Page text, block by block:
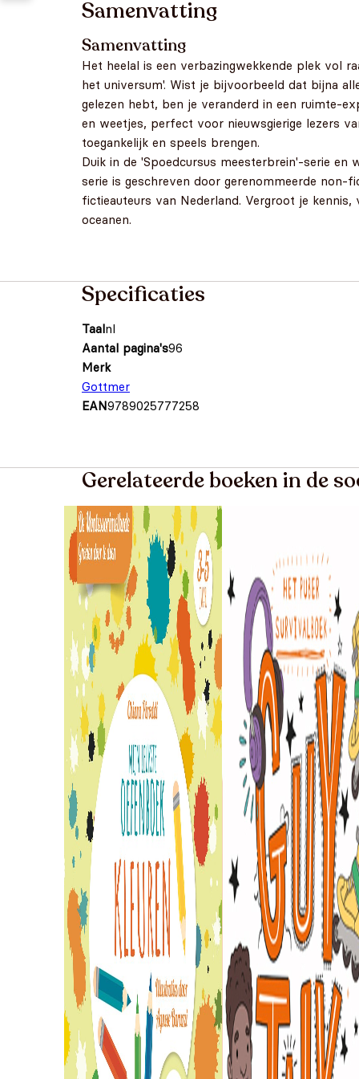
Samenvatting
Samenvatting
Het heelal is een verbazingwekkende plek vol
het universum'. Wist je bijvoorbeeld dat bijna
gelezen hebt, ben je veranderd in een ruimte-
en weetjes, perfect voor nieuwsgierige lezers
toegankelijk en speels brengen.
Duik in de 'Spoedcursus meesterbrein'-serie
serie is geschreven door gerenommeerde non-
fictieauteurs van Nederland. Vergroot je
oceanen.
Specificaties
Taalnl
Aantal pagina's96
Merk
Gottmer
EAN9789025777258
Gerelateerde boeken in de